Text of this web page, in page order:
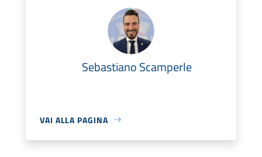
Sebastiano Scamperle
VAI ALLA PAGINA